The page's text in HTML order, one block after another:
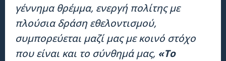
γέννημα θρέμμα, ενεργή πολίτης με
πλούσια δράση εθελοντισμού,
συμπορεύεται μαζί μας με κοινό στόχο
που είναι και το σύνθημά μας, «Το